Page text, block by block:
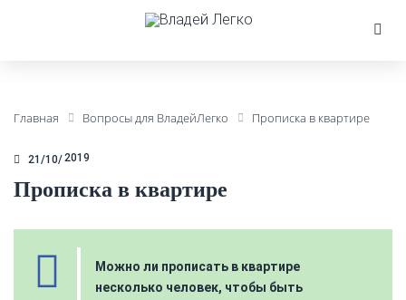
Главная Вопросы для ВладейЛегко Прописка в квартире
21/10 2019
Прописка в квартире
Можно ли прописать в квартире
несколько человек, чтобы быть